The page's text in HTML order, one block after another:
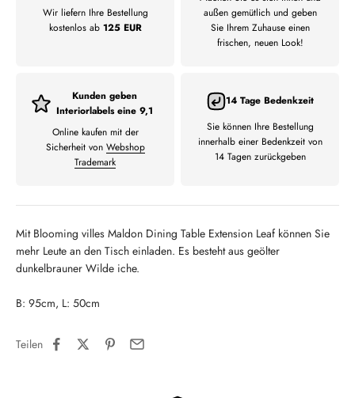
Wir liefern Ihre Bestellung
kostenlos ab 125 EUR
außen gemütlich und geben
Sie Ihrem Zuhause einen
frischen, neuen Look!
Kunden geben
Interiorlabels eine 9,1
Online kaufen mit der
Sicherheit von Webshop
Trademark
14 Tage Bedenkzeit
Sie können Ihre Bestellung
innerhalb einer Bedenkzeit von
14 Tagen zurückgeben
Mit Blooming villes Maldon Dining Table Extension Leaf können Sie
mehr Leute an den Tisch einladen. Es besteht aus geölter
dunkelbrauner Wilde iche.
B: 95cm, L: 50cm
Teilen